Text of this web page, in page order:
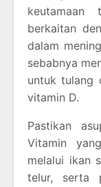
berkaitan
dalam
sebabnya
untuk tulang
vitamin D.
Pastikan
Vitamin
melalui ikan
telur, serta